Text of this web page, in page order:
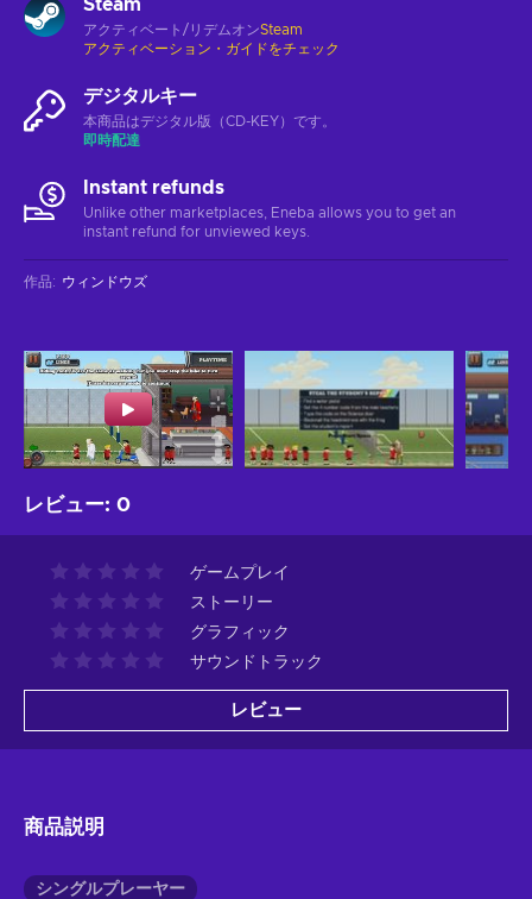
Steam
アクティベート/リデムオンSteam
アクティベーション・ガイドをチェック
デジタルキー
本商品はデジタル版（CD-KEY）です。
即時配達
Instant refunds
Unlike other marketplaces, Eneba allows you to get an
instant refund for unviewed keys.
作品: ウィンドウズ
レビュー: 0
ゲームプレイ
ストーリー
グラフィック
サウンドトラック
レビュー
商品説明
シングルプレーヤー